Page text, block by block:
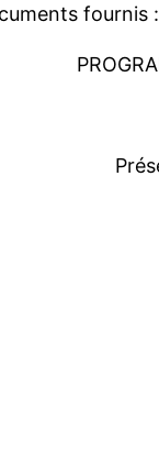
fournis :
Pr